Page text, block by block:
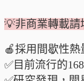
💡非商業轉載請
🍎採用間歇性
✅目前流行的
經前憂鬱